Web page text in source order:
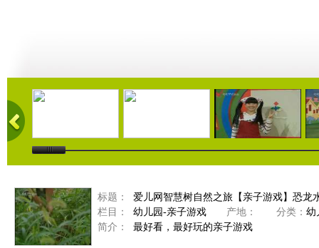
05:37 10:16 04:22
标题：
爱儿网智慧树自然之旅【亲子游戏】恐龙
栏目：
幼儿园-亲子游戏 产地： 分类： 幼
简介：
最好看，最好玩的亲子游戏